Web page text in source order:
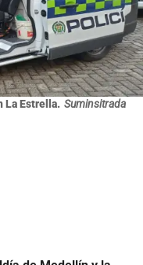
La Estrella. Suminsitrada